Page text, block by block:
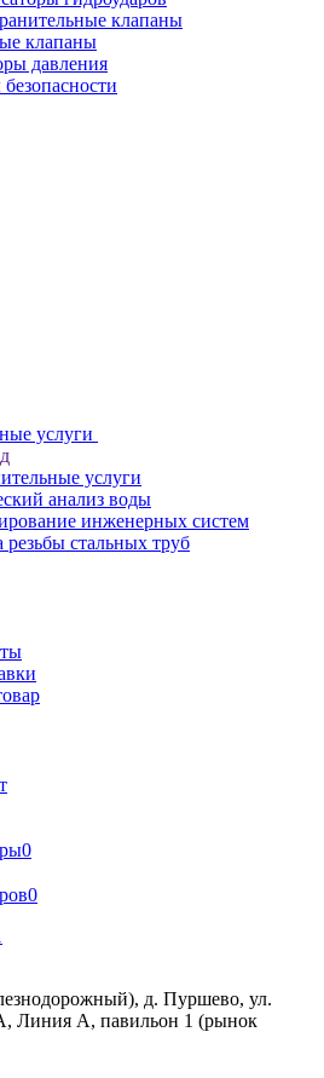
клапаны
клапаны
давления
услуги
услуги
анализ воды
инженерных систем
резьбы стальных труб
0
0
д. Пуршево, ул.
Линия А, павильон 1 (рынок